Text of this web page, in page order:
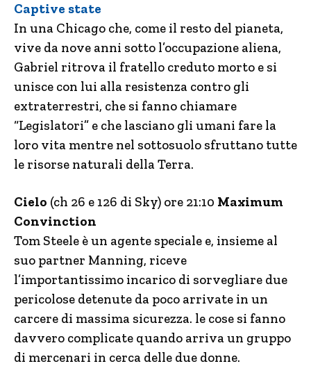
Captive state
In una Chicago che, come il resto del pianeta,
vive da nove anni sotto l’occupazione aliena,
Gabriel ritrova il fratello creduto morto e si
unisce con lui alla resistenza contro gli
extraterrestri, che si fanno chiamare
“Legislatori” e che lasciano gli umani fare la
loro vita mentre nel sottosuolo sfruttano tutte
le risorse naturali della Terra.
Cielo (ch 26 e 126 di Sky) ore 21:10 Maximum
Convinction
Tom Steele è un agente speciale e, insieme al
suo partner Manning, riceve
l’importantissimo incarico di sorvegliare due
pericolose detenute da poco arrivate in un
carcere di massima sicurezza. le cose si fanno
davvero complicate quando arriva un gruppo
di mercenari in cerca delle due donne.